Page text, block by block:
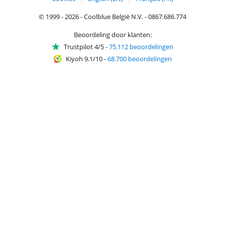
© 1999 - 2026 - Coolblue België N.V. - 0867.686.774
Beoordeling door klanten:
Trustpilot 4/5-75.112 beoordelingen
Kiyoh 9.1/10-68.700 beoordelingen